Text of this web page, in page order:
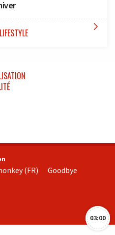

03:00
(FR) Goodbye